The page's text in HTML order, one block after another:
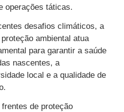
operações táticas.
desafios climáticos, a
ambiental atua
para garantir a saúde
nascentes, a
local e a qualidade de
de proteção